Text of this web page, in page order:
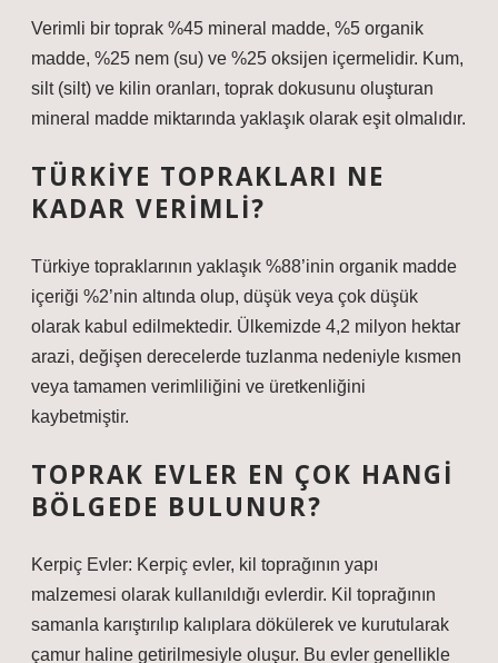
Verimli bir toprak %45 mineral madde, %5 organik
madde, %25 nem (su) ve %25 oksijen içermelidir. Kum,
silt (silt) ve kilin oranları, toprak dokusunu oluşturan
mineral madde miktarında yaklaşık olarak eşit olmalıdır.
TÜRKIYE TOPRAKLARI NE
KADAR VERIMLI?
Türkiye topraklarının yaklaşık %88’inin organik madde
içeriği %2’nin altında olup, düşük veya çok düşük
olarak kabul edilmektedir. Ülkemizde 4,2 milyon hektar
arazi, değişen derecelerde tuzlanma nedeniyle kısmen
veya tamamen verimliliğini ve üretkenliğini
kaybetmiştir.
TOPRAK EVLER EN ÇOK HANGI
BÖLGEDE BULUNUR?
Kerpiç Evler: Kerpiç evler, kil toprağının yapı
malzemesi olarak kullanıldığı evlerdir. Kil toprağının
samanla karıştırılıp kalıplara dökülerek ve kurutularak
çamur haline getirilmesiyle oluşur. Bu evler genellikle